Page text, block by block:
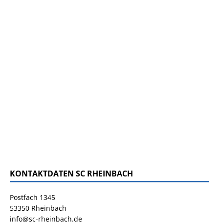
KONTAKTDATEN SC RHEINBACH
Postfach 1345
53350 Rheinbach
info@sc-rheinbach.de